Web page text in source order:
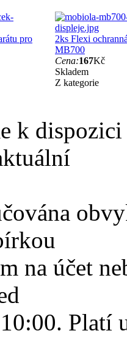
pro
2ks Flexi
MB700
Cena:167Kč
Skladem
Z kategorie
k
na účet
Platí